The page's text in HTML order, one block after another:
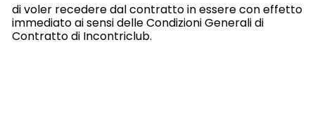
di voler recedere dal contratto in essere con effetto
immediato ai sensi delle Condizioni Generali di
Contratto di Incontriclub.